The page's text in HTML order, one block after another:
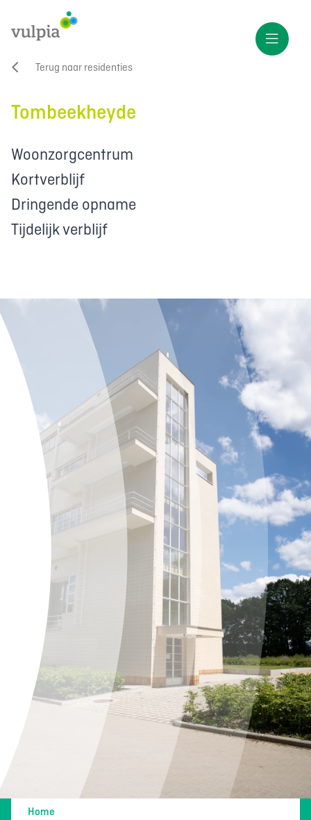
Terug naar residenties
Tombeekheyde
Woonzorgcentrum
Kortverblijf
Dringende opname
Tijdelijk verblijf
Home